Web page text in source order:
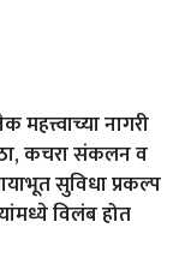
नागरी
कचरा संकलन व
सुविधा प्रकल्प
विलंब होत